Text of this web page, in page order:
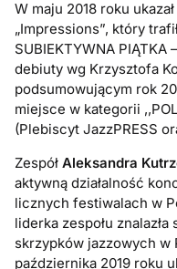
W maju 2018 roku
„Impressions”, który
SUBIEKTYWNA
debiuty wg Krzysztofa
podsumowującym rok
miejsce w kategorii
(Plebiscyt JazzPRESS
Zespół Aleksandra
aktywną działalność
licznych festiwalach w
liderka zespołu
skrzypków jazzowych w
października 2019 roku